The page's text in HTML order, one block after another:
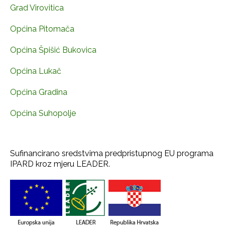
Grad Virovitica
Općina Pitomača
Općina Špišić Bukovica
Općina Lukač
Općina Gradina
Općina Suhopolje
Sufinancirano sredstvima predpristupnog EU programa
IPARD kroz mjeru LEADER.